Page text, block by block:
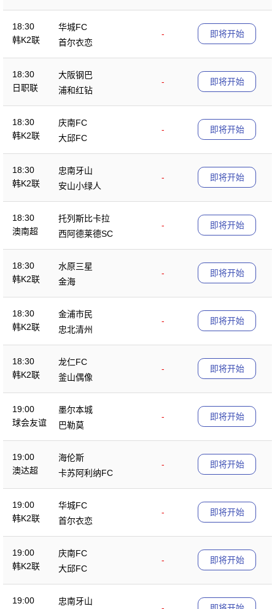
18:30
韩K2联
华城FC
-
首尔衣恋
即将开始
18:30
日职联
大阪钢巴
-
浦和红钻
即将开始
18:30
韩K2联
庆南FC
-
大邱FC
即将开始
18:30
韩K2联
忠南牙山
-
安山小绿人
即将开始
18:30
澳南超
托列斯比卡拉
-
西阿德莱德SC
即将开始
18:30
韩K2联
水原三星
-
金海
即将开始
18:30
韩K2联
金浦市民
-
忠北清州
即将开始
18:30
韩K2联
龙仁FC
-
釜山偶像
即将开始
19:00
球会友谊
墨尔本城
-
巴勒莫
即将开始
19:00
澳达超
海伦斯
-
卡苏阿利纳FC
即将开始
19:00
韩K2联
华城FC
-
首尔衣恋
即将开始
19:00
韩K2联
庆南FC
-
大邱FC
即将开始
19:00
忠南牙山